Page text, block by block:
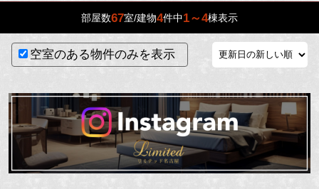
部屋数67室/建物4件中1～4棟表示
空室のある物件のみを表示